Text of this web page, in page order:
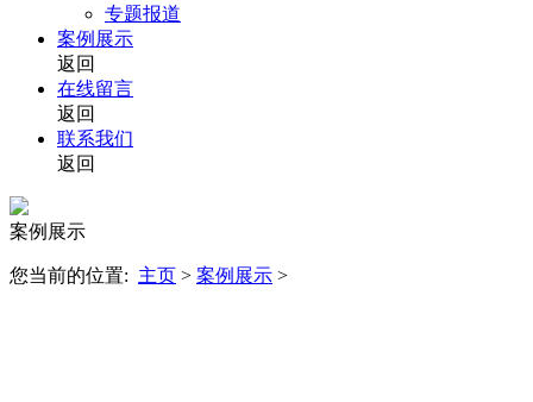
专题报道
案例展示
返回
在线留言
返回
联系我们
返回
案例展示
您当前的位置: 主页 > 案例展示 >